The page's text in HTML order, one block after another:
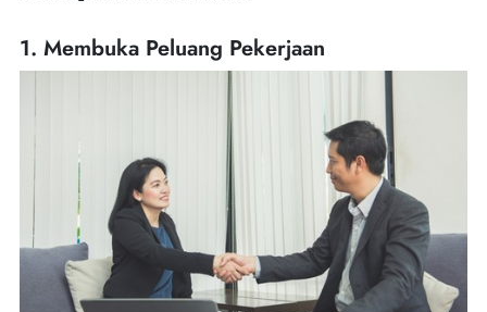
1. Membuka Peluang Pekerjaan